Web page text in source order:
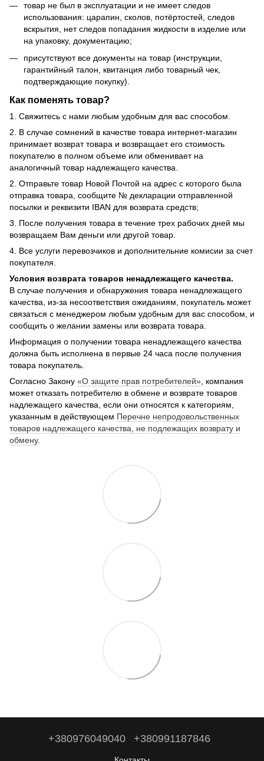
товар не был в эксплуатации и не имеет следов
использования: царапин, сколов, потёртостей, следов
вскрытия, нет следов попадания жидкости в изделие или
на упаковку, документацию;
присутствуют все документы на товар (инструкции,
гарантийный талон, квитанция либо товарный чек,
подтверждающие покупку).
Как поменять товар?
1. Свяжитесь с нами любым удобным для вас способом.
2. В случае сомнений в качестве товара интернет-магазин
принимает возврат товара и возвращает его стоимость
покупателю в полном объеме или обменивает на
аналогичный товар надлежащего качества.
2. Отправьте товар Новой Почтой на адрес с которого была
отправка товара, сообщите № декларации отправленной
посылки и реквизити IBAN для возврата средств;
3. После получения товара в течение трех рабочих дней мы
возвращаем Вам деньги или другой товар.
4. Все услуги перевозчиков и дополнительние комисии за счет
покупателя.
Условия возврата товаров ненадлежащего качества.
В случае получения и обнаружения товара ненадлежащего
качества, из-за несоответствия ожиданиям, покупатель может
связаться с менеджером любым удобным для вас способом, и
сообщить о желании замены или возврата товара.
Информация о получении товара ненадлежащего качества
должна быть исполнена в первые 24 часа после получения
товара покупатель.
Согласно Закону «О защите прав потребителей» , компания
может отказать потребителю в обмене и возврате товаров
надлежащего качества, если они относятся к категориям,
указанным в действующем Перечне непродовольственных
товаров надлежащего качества, не подлежащих возврату и
обмену.
+380976049040 +380991187846